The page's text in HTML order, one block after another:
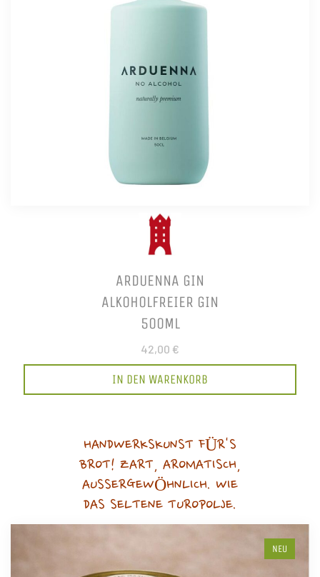
ARDUENNA GIN
ALKOHOLFREIER GIN
500ML
42,00 €
IN DEN WARENKORB
HANDWERKSKUNST FÜR'S
BROT! ZART, AROMATISCH,
AUSSERGEWÖHNLICH. WIE
DAS SELTENE TUROPOLJE.
NEU